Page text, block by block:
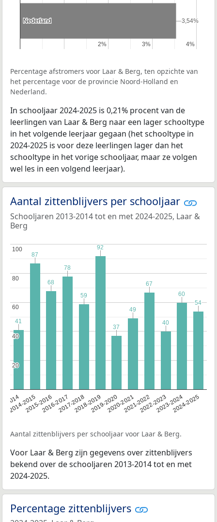
2%
2% 3%
3% 4%
4%
Nederland
Nederland 3,54%
3,54%
Percentage afstromers voor Laar & Berg, ten opzichte van
het percentage voor de provincie Noord-Holland en
Nederland.
In schooljaar 2024-2025 is 0,21% procent van de
leerlingen van Laar & Berg naar een lager schooltype
in het volgende leerjaar gegaan (het schooltype in
2024-2025 is voor deze leerlingen lager dan het
schooltype in het vorige schooljaar, maar ze volgen
wel les in een volgend leerjaar).
Aantal zittenblijvers per schooljaar
Schooljaren 2013-2014 tot en met 2024-2025, Laar &
Berg
2014
2014-20152015-20162016-20172017-20182018-20192019-20202020-20212021-20222022-20232023-20242024-2025
20
20
40
40
60
60
80
80
100
100
41
41
87
87
68
68
78
78
59
59
92
92
37
37
49
49
67
67
40
40
60
60
54
54
Aantal zittenblijvers per schooljaar voor Laar & Berg.
Voor Laar & Berg zijn gegevens over zittenblijvers
bekend over de schooljaren 2013-2014 tot en met
2024-2025.
Percentage zittenblijvers